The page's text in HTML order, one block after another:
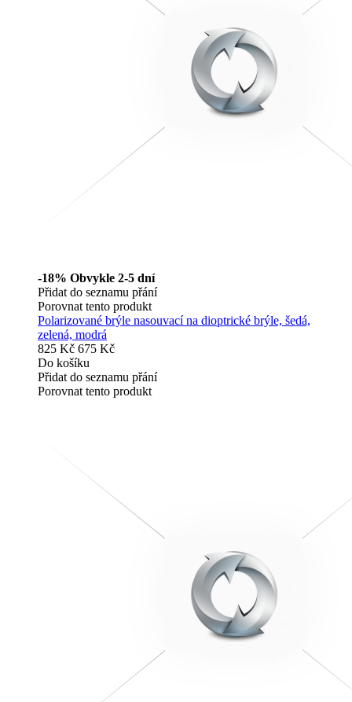
-18% Obvykle 2-5 dní
Přidat do seznamu přání
Porovnat tento produkt
Polarizované brýle nasouvací na dioptrické brýle, šedá,
zelená, modrá
825 Kč 675 Kč
Do košíku
Přidat do seznamu přání
Porovnat tento produkt